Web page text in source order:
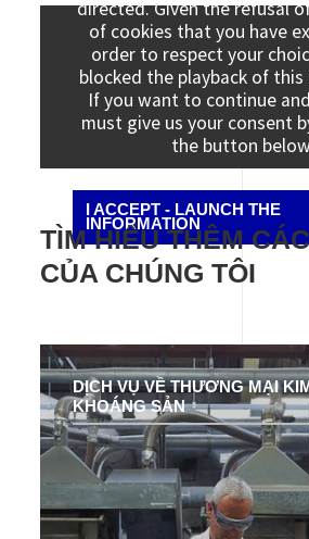
directed. Given the refusal
of cookies that you have
order to respect your
blocked the playback of
If you want to continue
must give us your consent
the button
I ACCEPT - LAUNCH THE
INFORMATION
TÌM HIỂU THÊM
CỦA CHÚNG TÔI
DỊCH VỤ VỀ THƯƠNG MẠI
KHOÁNG SẢN